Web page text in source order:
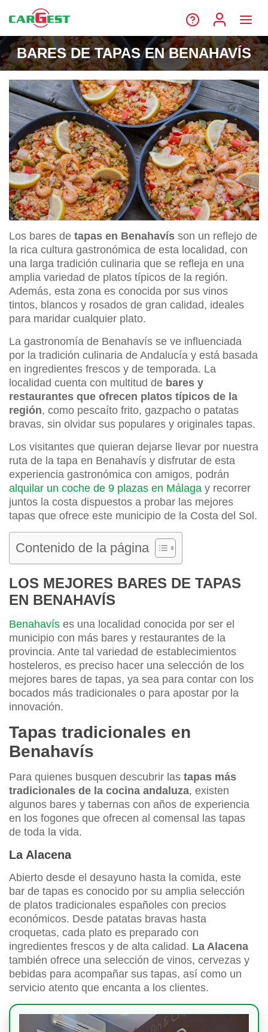
BARES DE TAPAS EN BENAHAVÍS
Los bares de tapas en Benahavís son un reflejo de
la rica cultura gastronómica de esta localidad, con
una larga tradición culinaria que se refleja en una
amplia variedad de platos típicos de la región.
Además, esta zona es conocida por sus vinos
tintos, blancos y rosados de gran calidad, ideales
para maridar cualquier plato.
La gastronomía de Benahavís se ve influenciada
por la tradición culinaria de Andalucía y está basada
en ingredientes frescos y de temporada. La
localidad cuenta con multitud de bares y
restaurantes que ofrecen platos típicos de la
región, como pescaíto frito, gazpacho o patatas
bravas, sin olvidar sus populares y originales tapas.
Los visitantes que quieran dejarse llevar por nuestra
ruta de la tapa en Benahavís y disfrutar de esta
experiencia gastronómica con amigos, podrán
alquilar un coche de 9 plazas en Málaga y recorrer
juntos la costa dispuestos a probar las mejores
tapas que ofrece este municipio de la Costa del Sol.
Contenido de la página
LOS MEJORES BARES DE TAPAS
EN BENAHAVÍS
Benahavís es una localidad conocida por ser el
municipio con más bares y restaurantes de la
provincia. Ante tal variedad de establecimientos
hosteleros, es preciso hacer una selección de los
mejores bares de tapas, ya sea para contar con los
bocados más tradicionales o para apostar por la
innovación.
Tapas tradicionales en
Benahavís
Para quienes busquen descubrir las tapas más
tradicionales de la cocina andaluza, existen
algunos bares y tabernas con años de experiencia
en los fogones que ofrecen al comensal las tapas
de toda la vida.
La Alacena
Abierto desde el desayuno hasta la comida, este
bar de tapas es conocido por su amplia selección
de platos tradicionales españoles con precios
económicos. Desde patatas bravas hasta
croquetas, cada plato es preparado con
ingredientes frescos y de alta calidad. La Alacena
también ofrece una selección de vinos, cervezas y
bebidas para acompañar sus tapas, así como un
servicio atento que encanta a los clientes.